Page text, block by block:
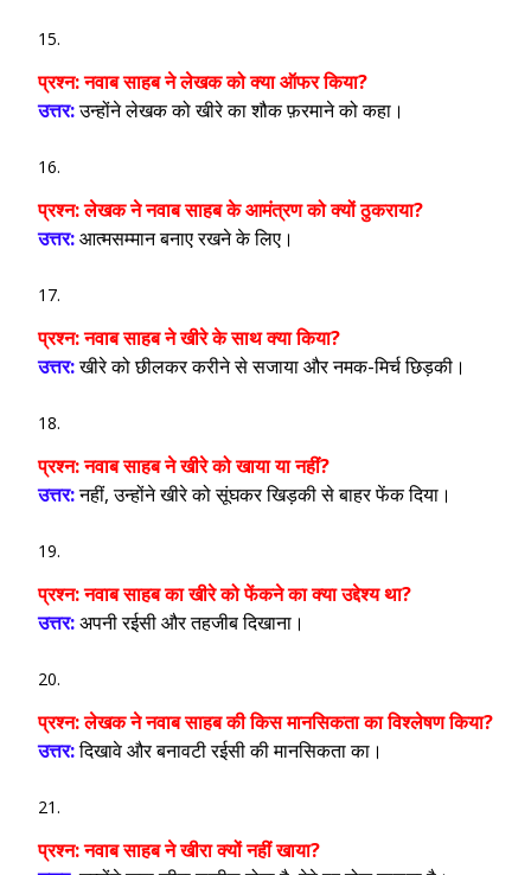
प्रश्न:नवाब साहब ने लेखक को क्या ऑफर किया?
उत्तर:उन्होंने लेखक को खीरे का शौक फ़रमाने को कहा।
प्रश्न:लेखक ने नवाब साहब के आमंत्रण को क्यों ठुकराया?
उत्तर:आत्मसम्मान बनाए रखने के लिए।
प्रश्न:नवाब साहब ने खीरे के साथ क्या किया?
उत्तर:खीरे को छीलकर करीने से सजाया और नमक-मिर्च छिड़की।
प्रश्न:नवाब साहब ने खीरे को खाया या नहीं?
उत्तर:नहीं, उन्होंने खीरे को सूंघकर खिड़की से बाहर फेंक दिया।
प्रश्न:नवाब साहब का खीरे को फेंकने का क्या उद्देश्य था?
उत्तर:अपनी रईसी और तहजीब दिखाना।
प्रश्न:लेखक ने नवाब साहब की किस मानसिकता का विश्लेषण किया?
उत्तर:दिखावे और बनावटी रईसी की मानसिकता का।
प्रश्न:नवाब साहब ने खीरा क्यों नहीं खाया?